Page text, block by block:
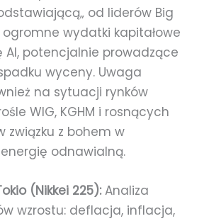
od liderów Big
wydatki kapitałowe
potencjalnie prowadzące
wyceny. Uwaga
na sytuacji rynków
WIG, KGHM i rosnących
związku z bohem w
odnawialną.
(Nikkei 225):Analiza
wzrostu: deflacja, inflacja,